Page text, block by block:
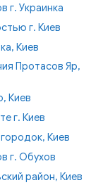
г. Украинка
г. Киев
Киев
Протасов Яр,
Киев
г. Киев
Киев
г. Обухов
район, Киев